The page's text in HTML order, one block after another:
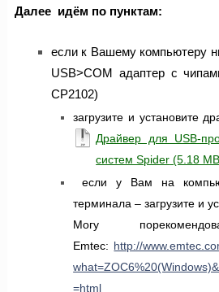
Далее идём по пунктам:
если к Вашему компьютеру
USB>COM адаптер с
CP2102)
загрузите и установите
Драйвер для USB-
систем Spider
если у Вам на
терминала – загрузите и
Могу
Emtec: http://
=html